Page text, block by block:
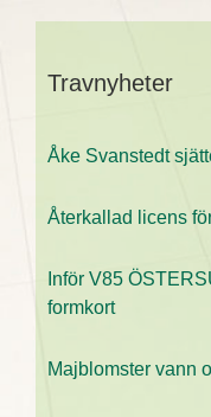
Travnyheter
Åke Svanstedt
Återkallad licens
Inför V85
formkort
Majblomster vann